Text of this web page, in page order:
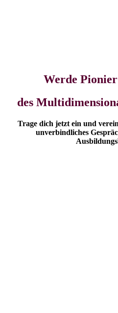
Werde
des
Trage dich jetzt ein und
unverbindliches